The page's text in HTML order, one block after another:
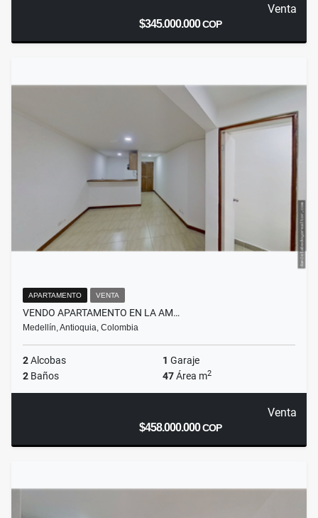
Venta
$345.000.000COP
APARTAMENTO VENTA
VENDO APARTAMENTO EN LA AM…
Medellín, Antioquia, Colombia
2Alcobas 1 Garaje
2 Baños 47Área m2
Venta
$458.000.000COP